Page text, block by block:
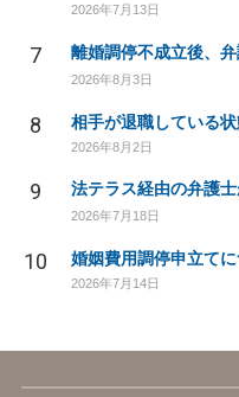
2026年7月13日
7 離婚調停不成立後、
2026年8月3日
8
2026年8月2日
9 法テラス経由の弁護
2026年7月18日
10 婚姻費用調停申立て
2026年7月14日